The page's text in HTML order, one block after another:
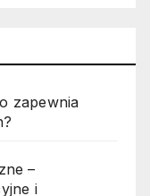
zapewnia
–
i